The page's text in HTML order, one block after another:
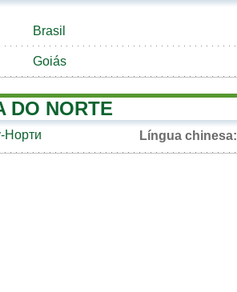
Brasil
Goiás
DO NORTE
Норти Língua chinesa: